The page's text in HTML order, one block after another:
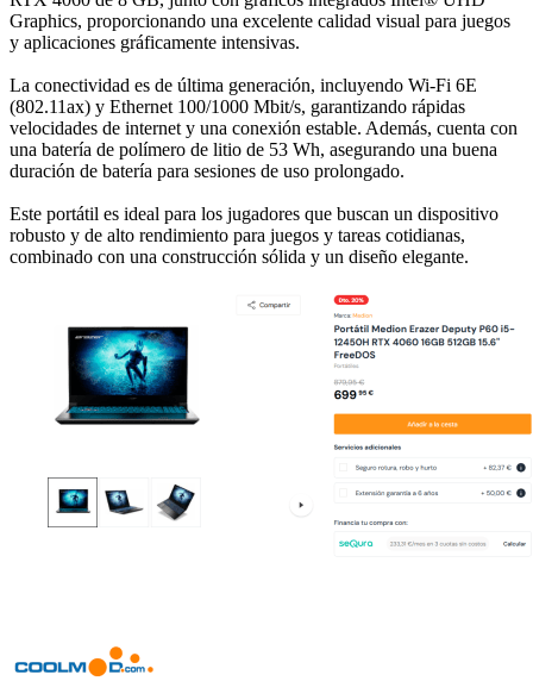
Graphics, proporcionando una excelente calidad visual para juegos
y aplicaciones gráficamente intensivas.
La conectividad es de última generación, incluyendo Wi-Fi 6E
(802.11ax) y Ethernet 100/1000 Mbit/s, garantizando rápidas
velocidades de internet y una conexión estable. Además, cuenta con
una batería de polímero de litio de 53 Wh, asegurando una buena
duración de batería para sesiones de uso prolongado.
Este portátil es ideal para los jugadores que buscan un dispositivo
robusto y de alto rendimiento para juegos y tareas cotidianas,
combinado con una construcción sólida y un diseño elegante.